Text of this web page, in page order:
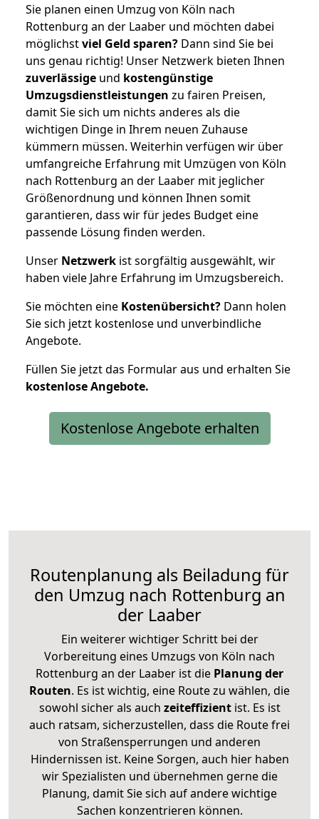
Sie planen einen Umzug von Köln nach
Rottenburg an der Laaber und möchten dabei
möglichstviel Geld sparen? Dann sind Sie bei
uns genau richtig! Unser Netzwerk bieten Ihnen
zuverlässige und kostengünstige
Umzugsdienstleistungen zu fairen Preisen,
damit Sie sich um nichts anderes als die
wichtigen Dinge in Ihrem neuen Zuhause
kümmern müssen. Weiterhin verfügen wir über
umfangreiche Erfahrung mit Umzügen von Köln
nach Rottenburg an der Laaber mit jeglicher
Größenordnung und können Ihnen somit
garantieren, dass wir für jedes Budget eine
passende Lösung finden werden.
Unser Netzwerk ist sorgfältig ausgewählt, wir
haben viele Jahre Erfahrung im Umzugsbereich.
Sie möchten eine Kostenübersicht? Dann holen
Sie sich jetzt kostenlose und unverbindliche
Angebote.
Füllen Sie jetzt das Formular aus und erhalten Sie
kostenloseAngebote.
Kostenlose Angebote erhalten
Routenplanung als Beiladung für
den Umzug nach Rottenburg an
der Laaber
Ein weiterer wichtiger Schritt bei der
Vorbereitung eines Umzugs von Köln nach
Rottenburg an der Laaber ist die Planung der
Routen. Es ist wichtig, eine Route zu wählen, die
sowohl sicher als auch zeiteffizientist. Es ist
auch ratsam, sicherzustellen, dass die Route frei
von Straßensperrungen und anderen
Hindernissen ist. Keine Sorgen, auch hier haben
wir Spezialisten und übernehmen gerne die
Planung, damit Sie sich auf andere wichtige
Sachen konzentrieren können.